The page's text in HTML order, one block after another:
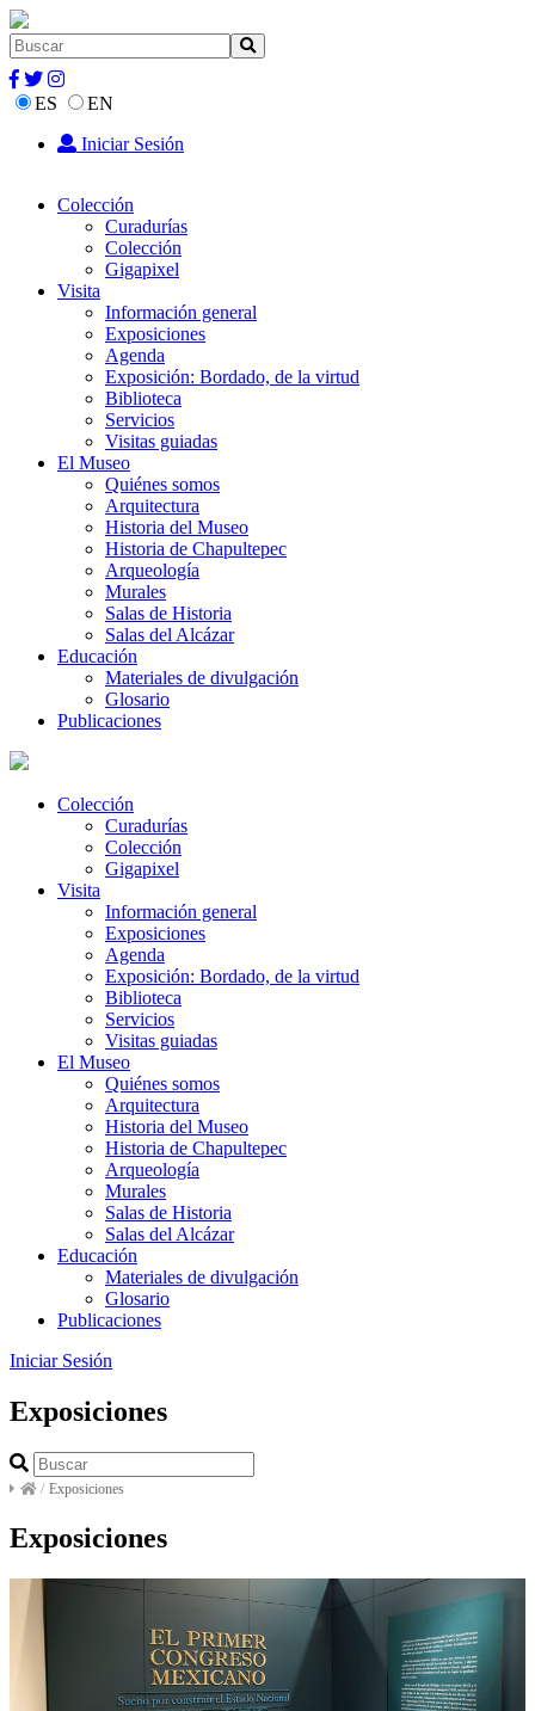
ES
EN
Iniciar Sesión
Colección
Curadurías
Colección
Gigapixel
Visita
Información general
Exposiciones
Agenda
Exposición: Bordado, de la virtud
Biblioteca
Servicios
Visitas guiadas
El Museo
Quiénes somos
Arquitectura
Historia del Museo
Historia de Chapultepec
Arqueología
Murales
Salas de Historia
Salas del Alcázar
Educación
Materiales de divulgación
Glosario
Publicaciones
Colección
Curadurías
Colección
Gigapixel
Visita
Información general
Exposiciones
Agenda
Exposición: Bordado, de la virtud
Biblioteca
Servicios
Visitas guiadas
El Museo
Quiénes somos
Arquitectura
Historia del Museo
Historia de Chapultepec
Arqueología
Murales
Salas de Historia
Salas del Alcázar
Educación
Materiales de divulgación
Glosario
Publicaciones
Iniciar Sesión
Exposiciones
/ Exposiciones
Exposiciones